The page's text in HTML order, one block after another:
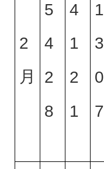
2
月
5
4
2
8
4
1
2
1
1
3
0
7